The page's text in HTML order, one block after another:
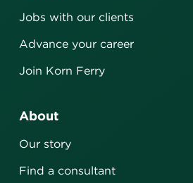
Jobs with our clients
Advance your career
Join Korn Ferry
About
Our story
Find a consultant